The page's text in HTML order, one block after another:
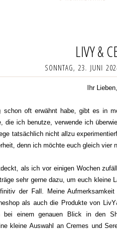
LIVY &
SONNTAG, 23. JUNI
Ihr Lieben,
oft erwähnt habe, gibt es in
die ich benutze, verwende ich
tatsächlich nicht allzu
denn ich möchte euch gleich vier
als ich vor einigen Wochen
sehr gerne dazu, um euch kleine
der Fall. Meine
als auch die Produkte von
bei einem genauen Blick in den
kleine Auswahl an Cremes und